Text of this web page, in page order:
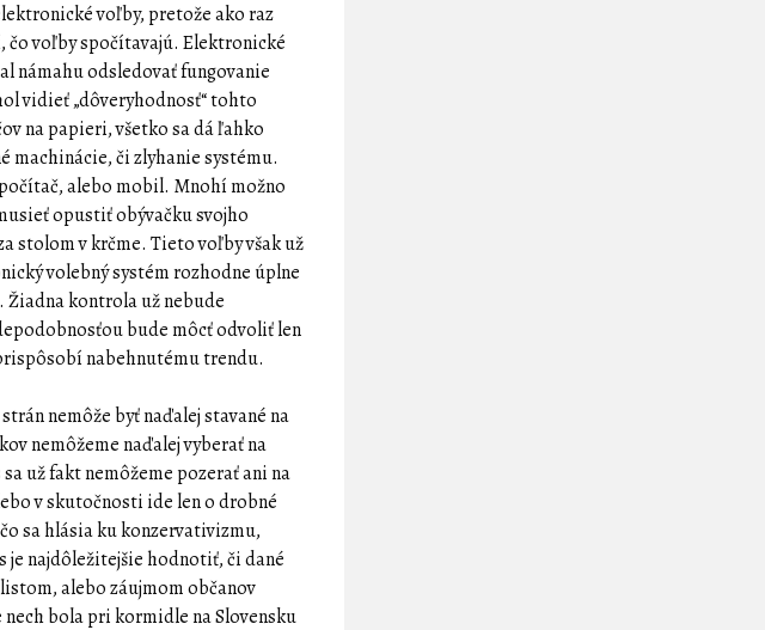
voľby, pretože ako raz
čo voľby spočítavajú. Elektronické
námahu odsledovať fungovanie
vidieť „dôveryhodnosť“ tohto
na papieri, všetko sa dá ľahko
machinácie, či zlyhanie systému.
alebo mobil. Mnohí možno
opustiť obývačku svojho
stolom v krčme. Tieto voľby však už
volebný systém rozhodne úplne
kontrola už nebude
bude môcť odvoliť len
nabehnutému trendu.
nemôže byť naďalej stavané na
nemôžeme naďalej vyberať na
už fakt nemôžeme pozerať ani na
v skutočnosti ide len o drobné
sa hlásia ku konzervativizmu,
je najdôležitejšie hodnotiť, či dané
alebo záujmom občanov
bola pri kormidle na Slovensku